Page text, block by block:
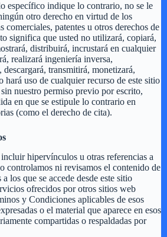
específico indique lo contrario, no se le
otro derecho en virtud de los
comerciales, patentes u otros derechos de
significa que usted no utilizará, copiará,
distribuirá, incrustará en cualquier
realizará ingeniería inversa,
transmitirá, monetizará,
hará uso de cualquier recurso de este sitio
nuestro permiso previo por escrito,
en que se estipule lo contrario en
(como el derecho de cita).
hipervínculos u otras referencias a
controlamos ni revisamos el contenido de
los que se accede desde este sitio
ofrecidos por otros sitios web
y Condiciones aplicables de esos
o el material que aparece en esos
compartidas o respaldadas por